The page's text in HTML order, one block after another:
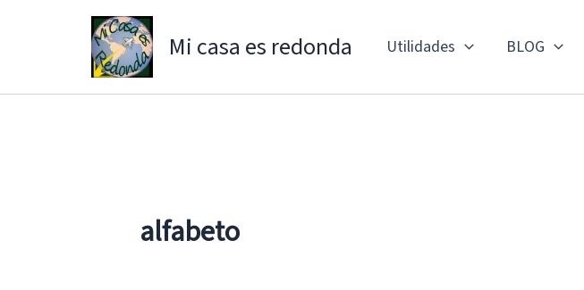
Mi casa es redonda Utilidades BLOG
alfabeto